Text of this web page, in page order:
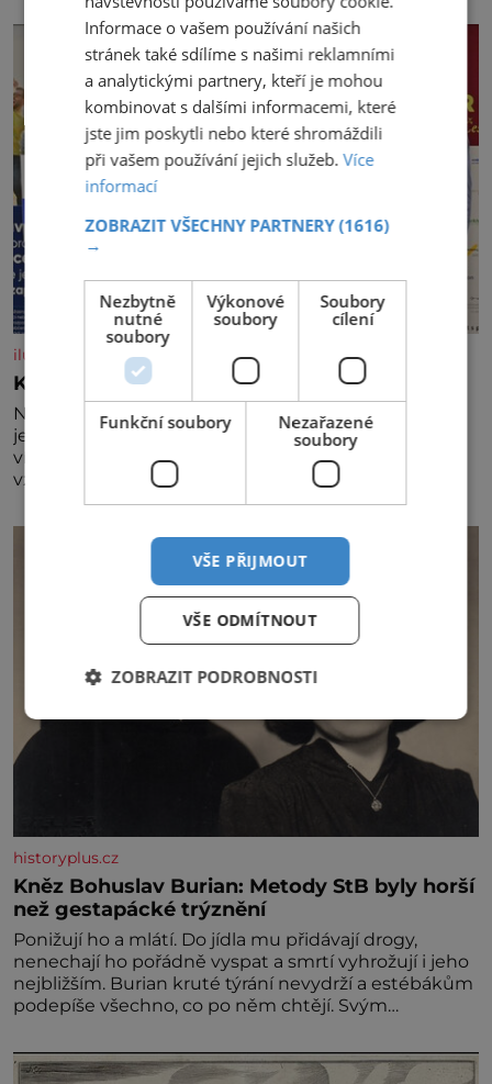
nedávno přečetli. Je to opravdu tak, s věkem jako
kdyby se paměť rozhodla stávkovat. Cvičte
iluxus.cz
Král vín začíná třetí dekádu
Největší český vinařský projekt Král vín ve svém již
jednadvacátém ročníku představil nejlepší domácí
vína. Ta vybírala odborná porota z celkem 1260
vzorků od 157 vinařů. Král vín, který se – i pře
historyplus.cz
Kněz Bohuslav Burian: Metody StB byly horší
než gestapácké trýznění
Ponižují ho a mlátí. Do jídla mu přidávají drogy,
nenechají ho pořádně vyspat a smrtí vyhrožují i jeho
nejbližším. Burian kruté týrání nevydrží a estébákům
podepíše všechno, co po něm chtějí. Svým
výslechů nikdo nevyvíjel fyzický ani psychický nátlak.
Syn brněnského řezníka chce být knězem a
Informace o vašem používání našich
stránek také sdílíme s našimi reklamními
a analytickými partnery, kteří je mohou
kombinovat s dalšími informacemi, které
jste jim poskytli nebo které shromáždili
při vašem používání jejich služeb.Více
informací
ZOBRAZIT VŠECHNY PARTNERY(1616)
→
Nezbytně
nutné
soubory
Výkonové
soubory
Soubory
cílení
Funkční soubory
Nezařazené
soubory
VŠE PŘIJMOUT
VŠE ODMÍTNOUT
ZOBRAZIT PODROBNOSTI